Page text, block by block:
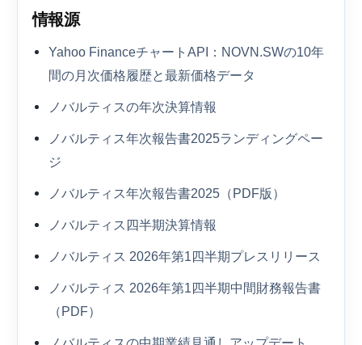
情報源
Yahoo FinanceチャートAPI：NOVN.SWの10年
間の月次価格履歴と最新価格データ
ノバルティスの年次決算情報
ノバルティス年次報告書2025ランディングペー
ジ
ノバルティス年次報告書2025（PDF版）
ノバルティス四半期決算情報
ノバルティス 2026年第1四半期プレスリリース
ノバルティス 2026年第1四半期中間財務報告書
（PDF）